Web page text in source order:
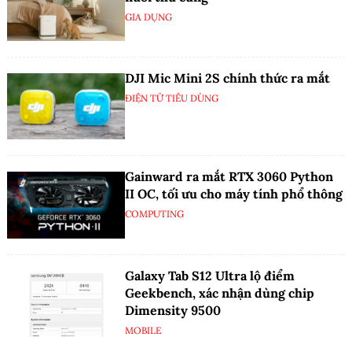
GIA DỤNG
DJI Mic Mini 2S chính thức ra mắt
ĐIỆN TỬ TIÊU DÙNG
Gainward ra mắt RTX 3060 Python
II OC, tối ưu cho máy tính phổ thông
COMPUTING
Galaxy Tab S12 Ultra lộ điểm
Geekbench, xác nhận dùng chip
Dimensity 9500
MOBILE